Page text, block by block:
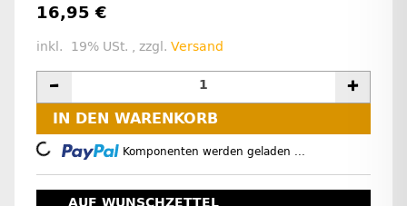
16,95 €
inkl. 19% USt. , zzgl. Versand
IN DEN WARENKORB
Loading... Komponenten werden geladen ...